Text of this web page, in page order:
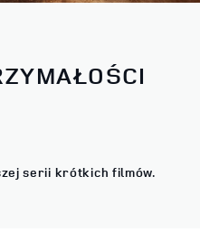
serii krótkich filmów.